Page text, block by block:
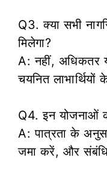
Q3. क्या सभी
मिलेगा?
A: नहीं, अधिकतर
चयनित लाभार्थियों
Q4. इन योजनाओं
A: पात्रता के
जमा करें, और